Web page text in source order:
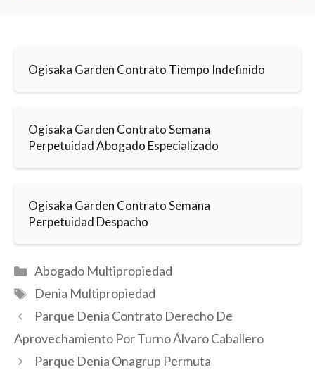
Ogisaka Garden Contrato Tiempo Indefinido
Ogisaka Garden Contrato Semana
Perpetuidad Abogado Especializado
Ogisaka Garden Contrato Semana
Perpetuidad Despacho
Categorías
Abogado Multipropiedad
Etiquetas
Denia Multipropiedad
Parque Denia Contrato Derecho De
Aprovechamiento Por Turno Álvaro Caballero
Parque Denia Onagrup Permuta